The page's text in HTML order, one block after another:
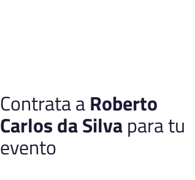
Contrata aRoberto
Carlos da Silvapara tu
evento